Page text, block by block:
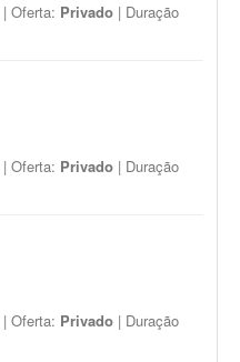
| Oferta: Privado | Duração
| Oferta: Privado | Duração
| Oferta: Privado | Duração